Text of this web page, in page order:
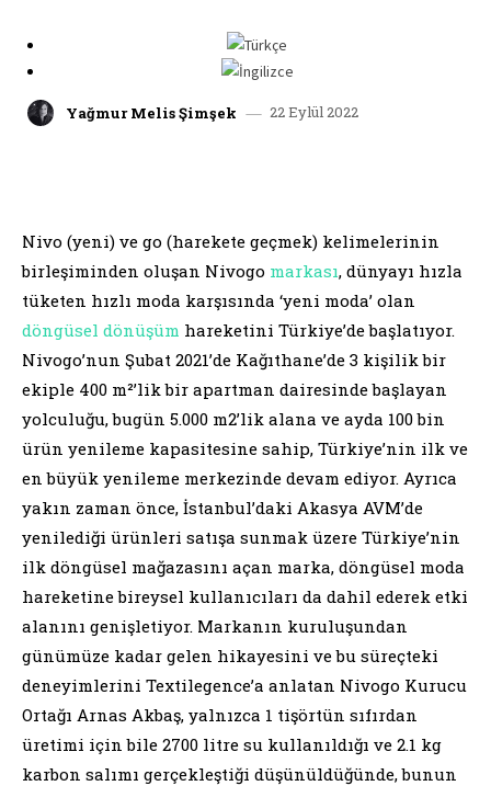
Yağmur Melis Şimşek 22 Eylül 2022
Nivo (yeni) ve go (harekete geçmek) kelimelerinin
birleşiminden oluşan Nivogo markası, dünyayı hızla
tüketen hızlı moda karşısında ‘yeni moda’ olan
döngüsel dönüşüm hareketini Türkiye’de başlatıyor.
Nivogo’nun Şubat 2021’de Kağıthane’de 3 kişilik bir
ekiple 400 m²’lik bir apartman dairesinde başlayan
yolculuğu, bugün 5.000 m2’lik alana ve ayda 100 bin
ürün yenileme kapasitesine sahip, Türkiye’nin ilk ve
en büyük yenileme merkezinde devam ediyor. Ayrıca
yakın zaman önce, İstanbul’daki Akasya AVM’de
yenilediği ürünleri satışa sunmak üzere Türkiye’nin
ilk döngüsel mağazasını açan marka, döngüsel moda
hareketine bireysel kullanıcıları da dahil ederek etki
alanını genişletiyor. Markanın kuruluşundan
günümüze kadar gelen hikayesini ve bu süreçteki
deneyimlerini Textilegence’a anlatan Nivogo Kurucu
Ortağı Arnas Akbaş, yalnızca 1 tişörtün sıfırdan
üretimi için bile 2700 litre su kullanıldığı ve 2.1 kg
karbon salımı gerçekleştiği düşünüldüğünde, bunun